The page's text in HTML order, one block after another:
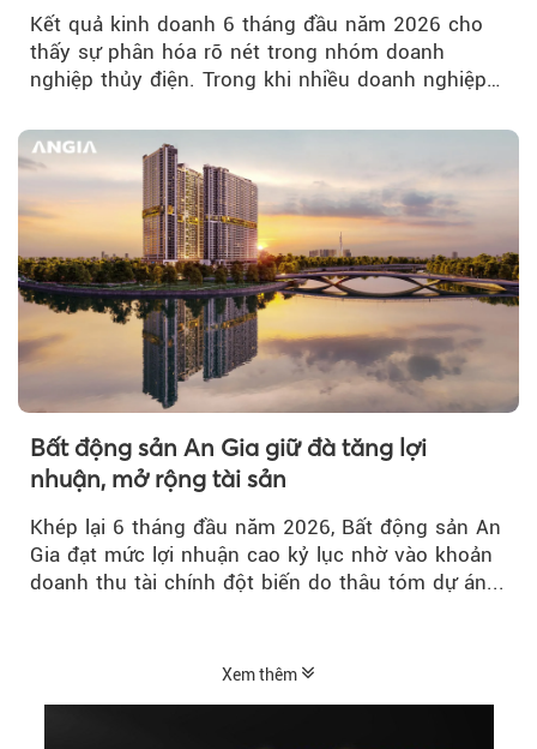
Kết quả kinh doanh 6 tháng đầu năm 2026 cho
thấy sự phân hóa rõ nét trong nhóm doanh
nghiệp thủy điện. Trong khi nhiều doanh nghiệp
Bất động sản An Gia giữ đà tăng lợi
nhuận, mở rộng tài sản
Khép lại 6 tháng đầu năm 2026, Bất động sản An
Gia đạt mức lợi nhuận cao kỷ lục nhờ vào khoản
doanh thu tài chính đột biến do thâu tóm dự án...
Xem thêm